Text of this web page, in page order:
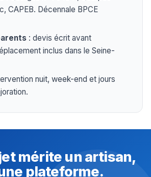
CAPEB. Décennale BPCE
: devis écrit avant
inclus dans le Seine-
nuit, week-end et jours
mérite un artisan,
plateforme.